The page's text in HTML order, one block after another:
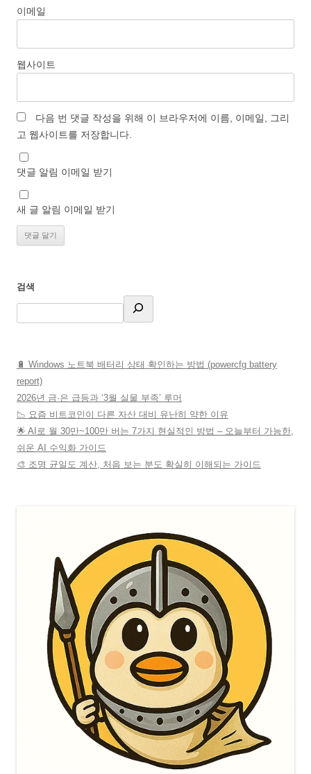
이메일
웹사이트
다음 번 댓글 작성을 위해 이 브라우저에 이름, 이메일, 그리
고 웹사이트를 저장합니다.
댓글 알림 이메일 받기
새 글 알림 이메일 받기
검색
🔋 Windows 노트북 배터리 상태 확인하는 방법 (powercfg battery
report)
2026년 금·은 급등과 ‘3월 실물 부족’ 루머
📉 요즘 비트코인이 다른 자산 대비 유난히 약한 이유
🌟 AI로 월 30만~100만 버는 7가지 현실적인 방법 – 오늘부터 가능한,
쉬운 AI 수익화 가이드
🎨 조명 균일도 계산, 처음 보는 분도 확실히 이해되는 가이드